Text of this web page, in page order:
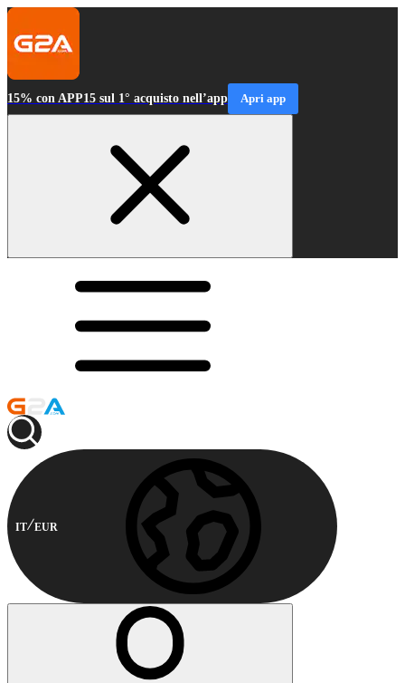
15% con APP15 sul 1° acquisto nell’app Apri app
IT EUR